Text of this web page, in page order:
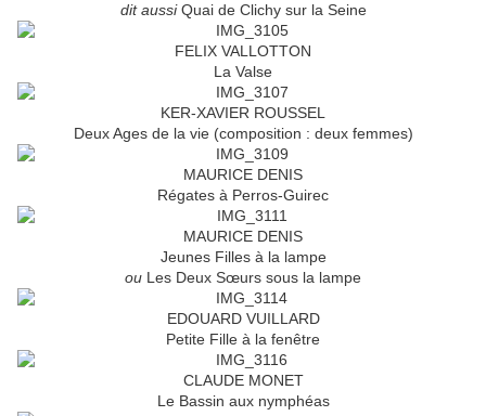
dit aussiQuai de Clichy sur la Seine
FELIX VALLOTTON
La Valse
KER-XAVIER ROUSSEL
Deux Ages de la vie (composition : deux femmes)
MAURICE DENIS
Régates à Perros-Guirec
MAURICE DENIS
Jeunes Filles à la lampe
ou Les Deux Sœurs sous la lampe
EDOUARD VUILLARD
Petite Fille à la fenêtre
CLAUDE MONET
Le Bassin aux nymphéas